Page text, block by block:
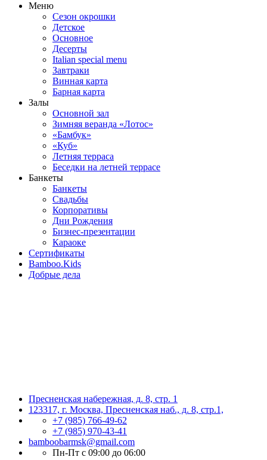
Меню
Сезон окрошки
Детское
Основное
Десерты
Italian special menu
Завтраки
Винная карта
Барная карта
Залы
Основной зал
Зимняя веранда «Лотос»
«Бамбук»
«Куб»
Летняя терраса
Беседки на летней террасе
Банкеты
Банкеты
Свадьбы
Корпоративы
Дни Рождения
Бизнес-презентации
Караоке
Сертификаты
Bamboo.Kids
Добрые дела
Пресненская набережная, д. 8, стр. 1
123317, г. Москва, Пресненская наб., д. 8, стр.1,
+7 (985) 766-49-62
+7 (985) 970-43-41
bamboobarmsk@gmail.com
Пн-Пт с 09:00 до 06:00